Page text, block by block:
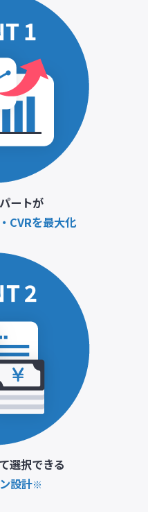
ートが
CVRを最大化
選択できる
設計※